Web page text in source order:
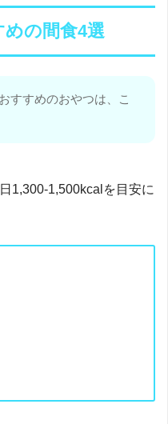
の間食4選
すすめのおやつは、こ
1,300-1,500kcalを目安に